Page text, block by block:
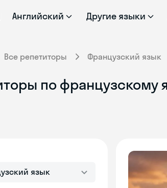
Английский Другие языки
Все репетиторы Французский язык
по французскому
язык